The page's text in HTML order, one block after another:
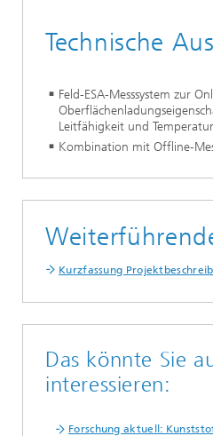
Technische
Feld-ESA-Messsystem zur
Leitfähigkeit und Temperatur
Kombination mit Offline-
Kurzfassung
Das könnte Sie
interessieren:
Forschung aktuell: